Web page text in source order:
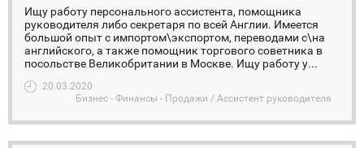
Ищу работу персонального ассистента, помощника
руководителя либо секретаря по всей Англии. Имеется
большой опыт с импортом\экспортом, переводами с\на
английского, а также помощник торгового советника в
посольстве Великобритании в Москве. Ищу работу у...
20.03.2020
Бизнес - Финансы - Продажи / Ассистент руководителя